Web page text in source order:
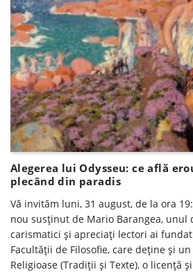
Alegerea lui Odysseu: ce află
plecând din paradis
Vă invităm luni, 31 august, de la ora
nou susţinut de Mario Barangea, unul
carismatici şi apreciaţi lectori ai
Facultăţii de Filosofie, care deţine şi
Religioase (Tradiţii şi Texte), o licenţă